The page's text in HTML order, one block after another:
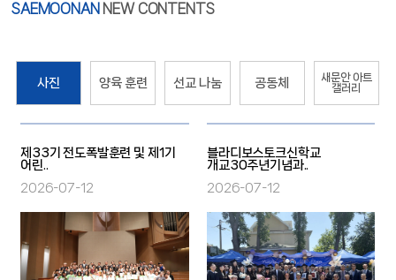
SAEMOONAN NEW CONTENTS
사진 양육 훈련 선교 나눔 공동체
새문안 아트
갤러리
제33기 전도폭발훈련 및 제1기
어린..
2026-07-12
블라디보스토크신학교
개교30주년기념과..
2026-07-12